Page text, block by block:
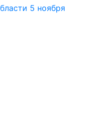
5 ноября